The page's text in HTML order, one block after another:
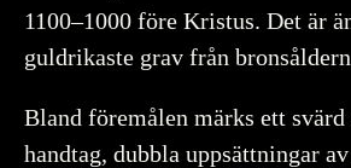
1100–1000 före Kristus. Det är
guldrikaste grav från
Bland föremålen märks ett
handtag, dubbla uppsättningar